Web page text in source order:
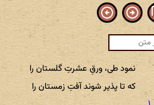
نمود طی، ورقِ عشرتِ گلستان را
که تا پذیر شوند آفتِ زمستان را